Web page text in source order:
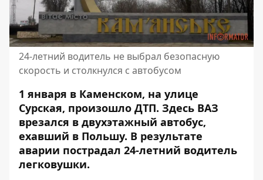
24-летний водитель не выбрал безопасную
скорость и столкнулся с автобусом
1 января в Каменском, на улице
Сурская, произошло ДТП. Здесь ВАЗ
врезался в двухэтажный автобус,
ехавший в Польшу. В результате
аварии пострадал 24-летний водитель
легковушки.